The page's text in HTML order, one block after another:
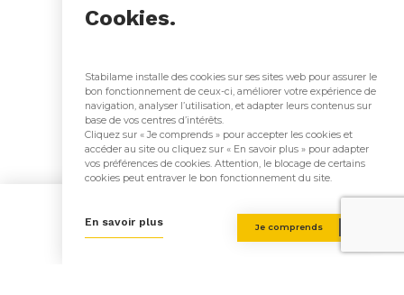
Cookies.
Stabilame installe des cookies sur ses sites web pour assurer le
bon fonctionnement de ceux-ci, améliorer votre expérience de
navigation, analyser l’utilisation, et adapter leurs contenus sur
base de vos centres d’intérêts.
Cliquez sur « Je comprends » pour accepter les cookies et
accéder au site ou cliquez sur « En savoir plus » pour adapter
vos préférences de cookies. Attention, le blocage de certains
cookies peut entraver le bon fonctionnement du site.
En savoir plus Je comprends
Retour aux réalisations
S’inscrire à notre
Newsletter